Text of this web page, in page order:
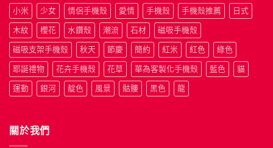
小米 少女 情侶手機殼 愛情 手機殼 手機殼推薦 日式
木紋 櫻花 水鑽殼 潮流 石材 磁吸手機殼
磁吸支架手機殼 秋天 節慶 簡約 紅米 紅色 綠色
耶誕禮物 花卉手機殼 花草 華為客製化手機殼 藍色 貓
運動 銀河 靛色 風景 骷髏 黑色 龍
關於我們